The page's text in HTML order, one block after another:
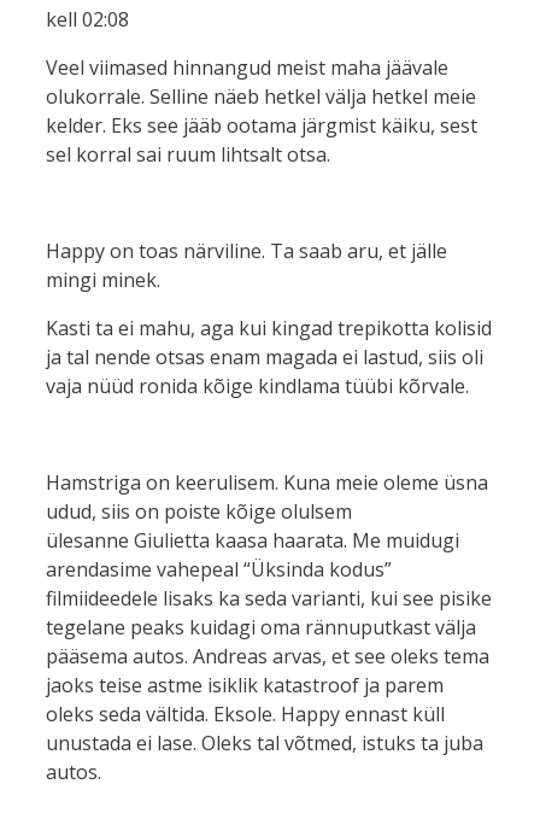
kell 02:08
Veel viimased hinnangud meist maha jäävale
olukorrale. Selline näeb hetkel välja hetkel meie
kelder. Eks see jääb ootama järgmist käiku, sest
sel korral sai ruum lihtsalt otsa.
Happy on toas närviline. Ta saab aru, et jälle
mingi minek.
Kasti ta ei mahu, aga kui kingad trepikotta kolisid
ja tal nende otsas enam magada ei lastud, siis oli
vaja nüüd ronida kõige kindlama tüübi kõrvale.
Hamstriga on keerulisem. Kuna meie oleme üsna
udud, siis on poiste kõige olulsem
ülesanne Giulietta kaasa haarata. Me muidugi
arendasime vahepeal “Üksinda kodus”
filmiideedele lisaks ka seda varianti, kui see pisike
tegelane peaks kuidagi oma rännuputkast välja
pääsema autos. Andreas arvas, et see oleks tema
jaoks teise astme isiklik katastroof ja parem
oleks seda vältida. Eksole. Happy ennast küll
unustada ei lase. Oleks tal võtmed, istuks ta juba
autos.